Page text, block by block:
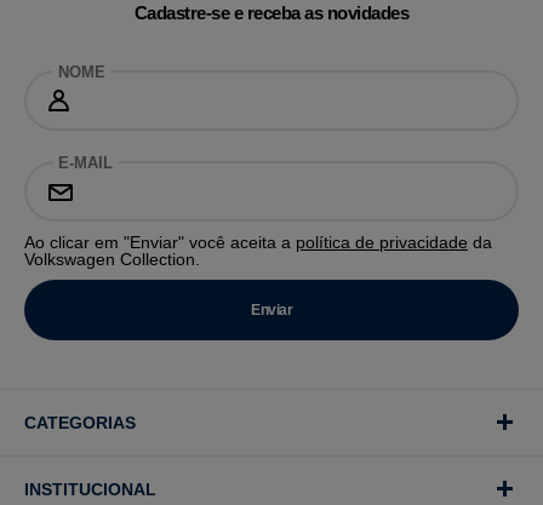
Cadastre-se e receba as novidades
NOME
E-MAIL
Ao clicar em "Enviar" você aceita a política de privacidade da
Volkswagen Collection.
CATEGORIAS
INSTITUCIONAL